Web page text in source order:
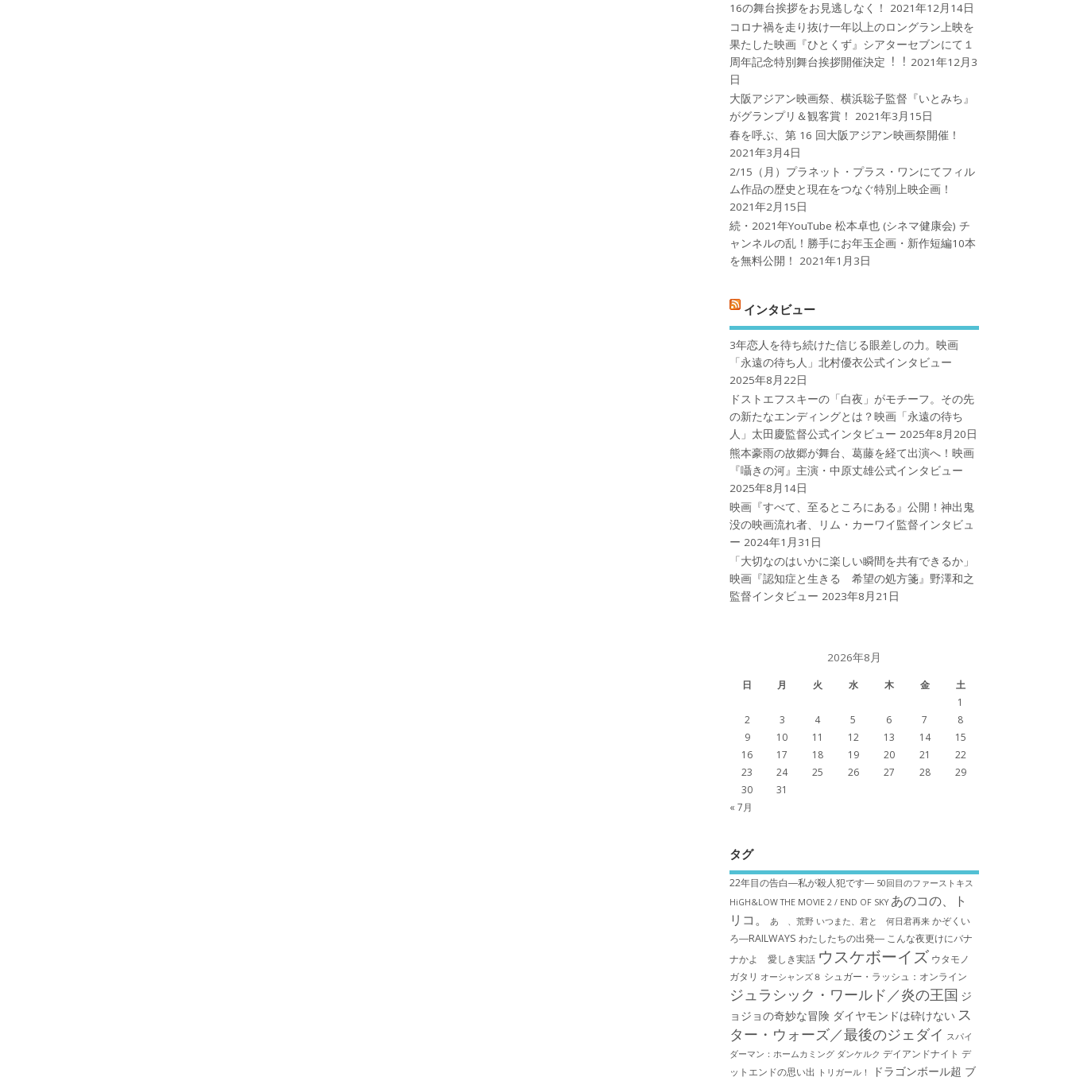
16の舞台挨拶をお見逃しなく！
2021年12月14日
コロナ禍を⾛り抜け⼀年以上のロングラン上映を
果たした映画『ひとくず』シアターセブンにて１
周年記念特別舞台挨拶開催決定︕︕ 2021年12月3
日
大阪アジアン映画祭、横浜聡子監督『いとみち』
がグランプリ＆観客賞！
2021年3月15日
春を呼ぶ、第 16 回大阪アジアン映画祭開催！
2021年3月4日
2/15（月）プラネット・プラス・ワンにてフィル
ム作品の歴史と現在をつなぐ特別上映企画！
2021年2月15日
続・2021年YouTube 松本卓也 (シネマ健康会) チ
ャンネルの乱！勝手にお年玉企画・新作短編10本
を無料公開！
2021年1月3日
インタビュー
3年恋人を待ち続けた信じる眼差しの力。映画
「永遠の待ち人」北村優衣公式インタビュー
2025年8月22日
ドストエフスキーの「白夜」がモチーフ。その先
の新たなエンディングとは？映画「永遠の待ち
人」太田慶監督公式インタビュー 2025年8月20日
熊本豪雨の故郷が舞台、葛藤を経て出演へ！映画
『囁きの河』主演・中原丈雄公式インタビュー
2025年8月14日
映画『すべて、至るところにある』公開！神出鬼
没の映画流れ者、リム・カーワイ監督インタビュ
ー 2024年1月31日
「大切なのはいかに楽しい瞬間を共有できるか」
映画『認知症と生きる 希望の処方箋』野澤和之
監督インタビュー 2023年8月21日
2026年8月
日 月 火 水 木 金
土
1
2
3 4 5 6 7
8
9
10 11 12 13 14
15
16
17 18 19 20 21
22
23
24 25 26 27 28
29
30
31
« 7月
タグ
22年目の告白―私が殺人犯です― 50回目のファーストキス
HiGH&LOW THE MOVIE 2 / END OF SKY あのコの、ト
リコ。
あゝ、荒野 いつまた、君と 何日君再来 かぞくい
ろ―RAILWAYS わたしたちの出発― こんな夜更けにバナ
ナかよ 愛しき実話 ウスケボーイズ ウタモノ
ガタリ オーシャンズ８ シュガー・ラッシュ：オ​ンライン
ジュラシック・ワールド／炎の王国 ジ
ョジョの奇妙な冒険 ダイヤモンドは砕けない ス
ター・ウォーズ／最後のジェダイ スパイ
ダーマン：ホームカミング ダンケルク デイアンドナイト デ
ットエンドの思い出
トリガール！ ドラゴンボール超 ブ